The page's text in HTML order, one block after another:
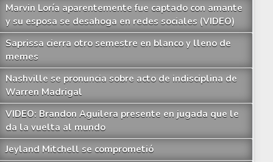
Marvin Loría aparentemente fue captado con amante
y su esposa se desahoga en redes sociales (VIDEO)
Saprissa cierra otro semestre en blanco y lleno de
memes
Nashville se pronuncia sobre acto de indisciplina de
Warren Madrigal
VIDEO: Brandon Aguilera presente en jugada que le
da la vuelta al mundo
Jeyland Mitchell se comprometió